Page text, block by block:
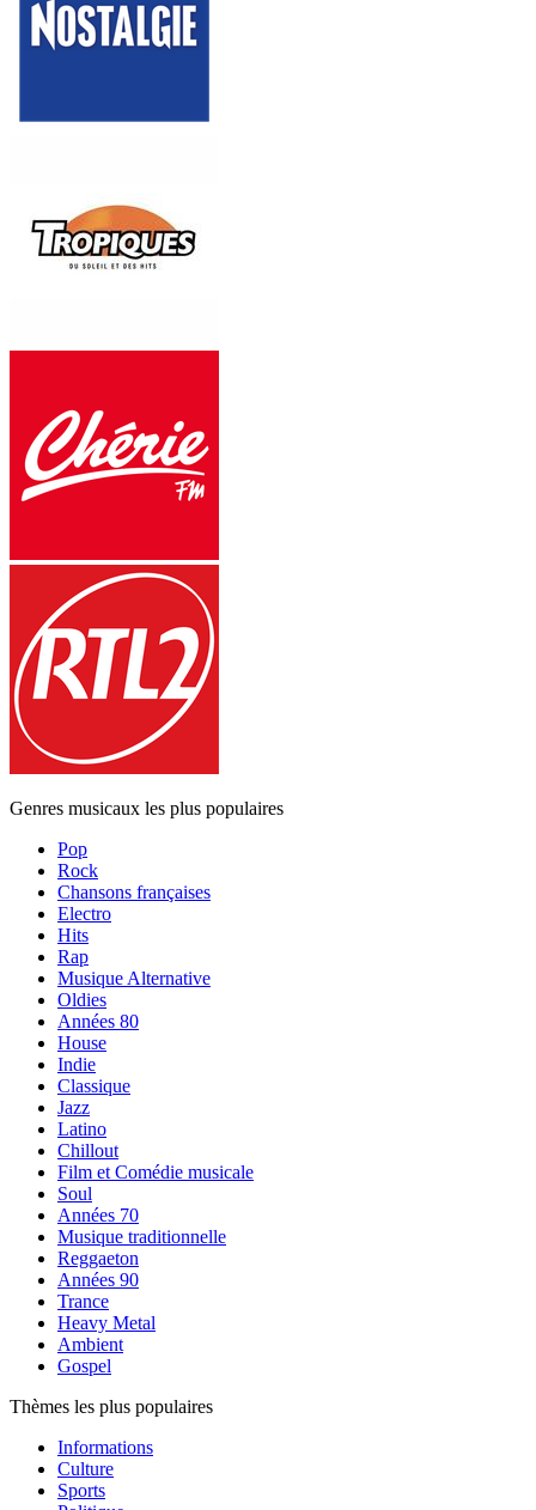
Genres musicaux les plus populaires
Pop
Rock
Chansons françaises
Electro
Hits
Rap
Musique Alternative
Oldies
Années 80
House
Indie
Classique
Jazz
Latino
Chillout
Film et Comédie musicale
Soul
Années 70
Musique traditionnelle
Reggaeton
Années 90
Trance
Heavy Metal
Ambient
Gospel
Thèmes les plus populaires
Informations
Culture
Sports